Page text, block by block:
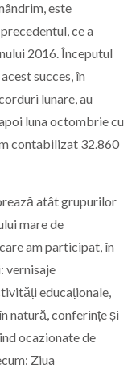
este
ce a
2016. Începutul
succes, în
lunare, au
luna octombrie cu
contabilizat 32.860
atât grupurilor
mare de
am participat, în
vernisaje
educaționale,
natură, conferințe și
ocazionate de
Ziua